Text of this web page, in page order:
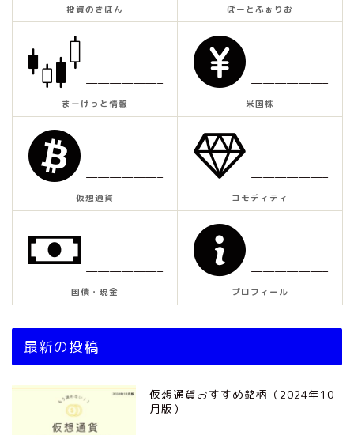
投資のきほん ぽーとふぉりお
——————–
まーけっと情報
——————–
米国株
——————–
仮想通貨
——————–
コモディティ
——————–
国債・現金
——————–
プロフィール
最新の投稿
仮想通貨おすすめ銘柄（2024年10
月版）